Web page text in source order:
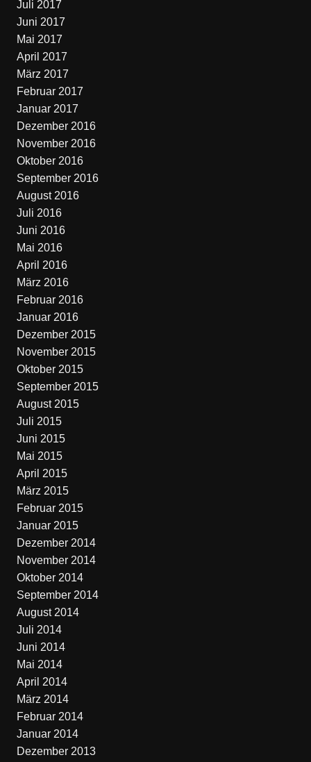
Juli 2017
Juni 2017
Mai 2017
April 2017
März 2017
Februar 2017
Januar 2017
Dezember 2016
November 2016
Oktober 2016
September 2016
August 2016
Juli 2016
Juni 2016
Mai 2016
April 2016
März 2016
Februar 2016
Januar 2016
Dezember 2015
November 2015
Oktober 2015
September 2015
August 2015
Juli 2015
Juni 2015
Mai 2015
April 2015
März 2015
Februar 2015
Januar 2015
Dezember 2014
November 2014
Oktober 2014
September 2014
August 2014
Juli 2014
Juni 2014
Mai 2014
April 2014
März 2014
Februar 2014
Januar 2014
Dezember 2013